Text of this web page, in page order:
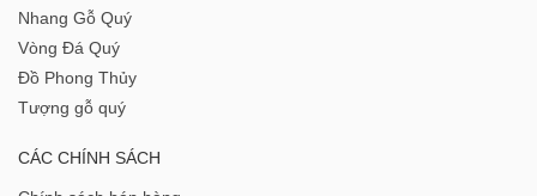
Nhang Gỗ Quý
Vòng Đá Quý
Đồ Phong Thủy
Tượng gỗ quý
CÁC CHÍNH SÁCH